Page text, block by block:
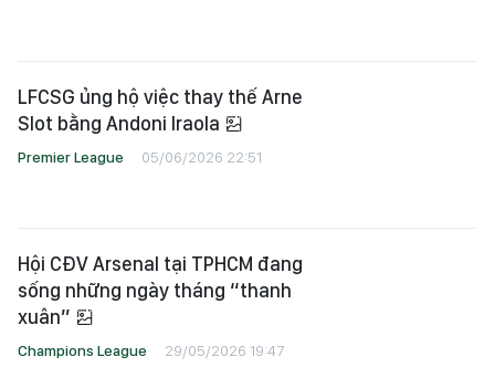
LFCSG ủng hộ việc thay thế Arne
Slot bằng Andoni Iraola
Premier League 05/06/2026 22:51
Hội CĐV Arsenal tại TPHCM đang
sống những ngày tháng “thanh
xuân”
Champions League 29/05/2026 19:47